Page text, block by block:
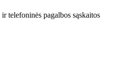
telefoninės pagalbos sąskaitos